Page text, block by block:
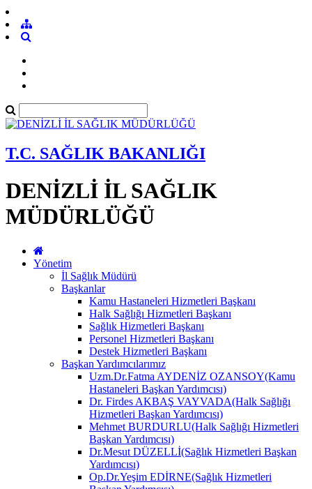
T.C. SAĞLIK BAKANLIĞI
DENİZLİ İL SAĞLIK
MÜDÜRLÜĞÜ
Yönetim
İl Sağlık Müdürü
Başkanlar
Kamu Hastaneleri Hizmetleri Başkanı
Halk Sağlığı Hizmetleri Başkanı
Sağlık Hizmetleri Başkanı
Personel Hizmetleri Başkanı
Destek Hizmetleri Başkanı
Başkan Yardımcılarımız
Uzm.Dr.Fatma AYDENİZ OZANSOY(Kamu
Hastaneleri Başkan Yardımcısı)
Dr. Firdes AKBAŞ VAYVADA(Halk Sağlığı
Hizmetleri Başkan Yardımcısı)
Mehmet BURDURLU(Halk Sağlığı Hizmetleri
Başkan Yardımcısı)
Dr.Mesut DÜZELLİ(Sağlık Hizmetleri Başkan
Yardımcısı)
Op.Dr.Yeşim EDİRNE(Sağlık Hizmetleri